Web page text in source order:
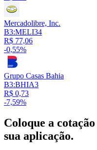
Mercadolibre, Inc.
B3:MELI34
R$ 77,06
-0,55%
Grupo Casas Bahia
B3:BHIA3
R$ 0,73
-7,59%
Coloque a cotação
sua aplicação.